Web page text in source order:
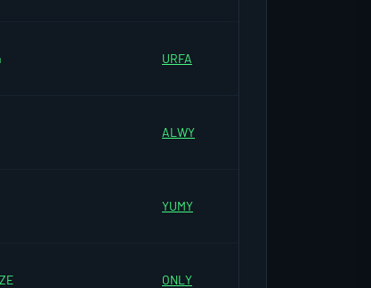
URFA
ALWY
YUMY
ONLY